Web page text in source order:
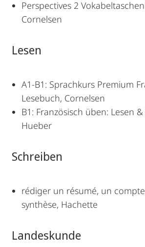
Perspectives 2
Cornelsen
Lesen
A1-B1: Sprachkurs Premium
Lesebuch, Cornelsen
B1: Französisch üben: Lesen
Hueber
Schreiben
rédiger un résumé, un
synthèse, Hachette
Landeskunde